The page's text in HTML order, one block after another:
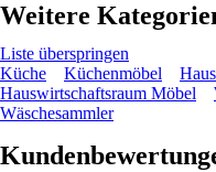
Weitere
Liste überspringen
Küche
Küchenmöbel
Hauswirtschaftsraum Möbel
Wäschesammler